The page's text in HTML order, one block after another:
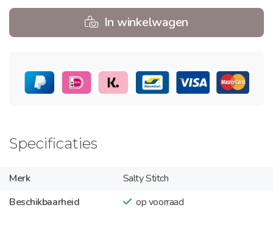
In winkelwagen
Specificaties
Merk
Salty Stitch
Beschikbaarheid
op voorraad